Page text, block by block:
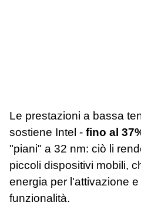
Le prestazioni a bassa
sostiene Intel - fino al
"piani" a 32 nm: ciò li
piccoli dispositivi mobili,
energia per l'attivazione
funzionalità.